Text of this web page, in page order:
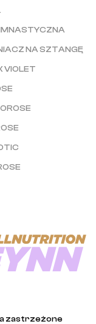
NA SZTANGĘ
VIOLET
zastrzeżone